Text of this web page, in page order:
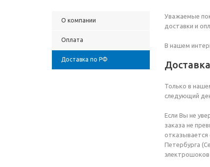
О компании
Оплата
Доставка по РФ
Уважаемые
доставки и
В нашем
Только в
следующий
Если Вы не
заказа не
отказывается
Петербурга
электрошоков